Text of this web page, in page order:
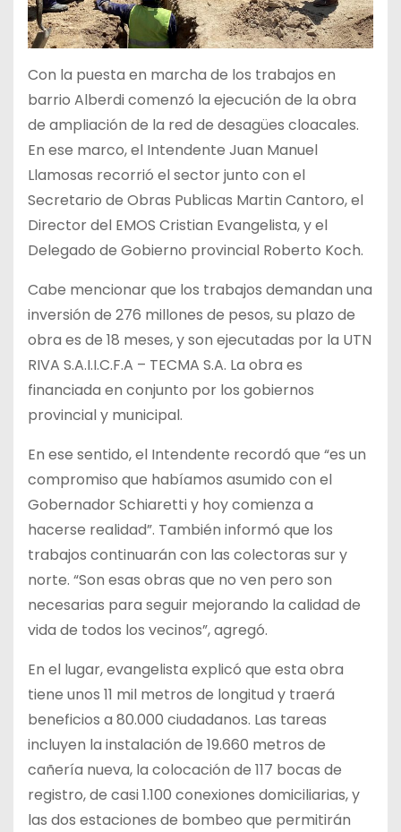
Con la puesta en marcha de los trabajos en
barrio Alberdi comenzó la ejecución de la obra
de ampliación de la red de desagües cloacales.
En ese marco, el Intendente Juan Manuel
Llamosas recorrió el sector junto con el
Secretario de Obras Publicas Martin Cantoro, el
Director del EMOS Cristian Evangelista, y el
Delegado de Gobierno provincial Roberto Koch.
Cabe mencionar que los trabajos demandan una
inversión de 276 millones de pesos, su plazo de
obra es de 18 meses, y son ejecutadas por la UTN
RIVA S.A.I.I.C.F.A – TECMA S.A. La obra es
financiada en conjunto por los gobiernos
provincial y municipal.
En ese sentido, el Intendente recordó que “es un
compromiso que habíamos asumido con el
Gobernador Schiaretti y hoy comienza a
hacerse realidad”. También informó que los
trabajos continuarán con las colectoras sur y
norte. “Son esas obras que no ven pero son
necesarias para seguir mejorando la calidad de
vida de todos los vecinos”, agregó.
En el lugar, evangelista explicó que esta obra
tiene unos 11 mil metros de longitud y traerá
beneficios a 80.000 ciudadanos. Las tareas
incluyen la instalación de 19.660 metros de
cañería nueva, la colocación de 117 bocas de
registro, de casi 1.100 conexiones domiciliarias, y
las dos estaciones de bombeo que permitirán